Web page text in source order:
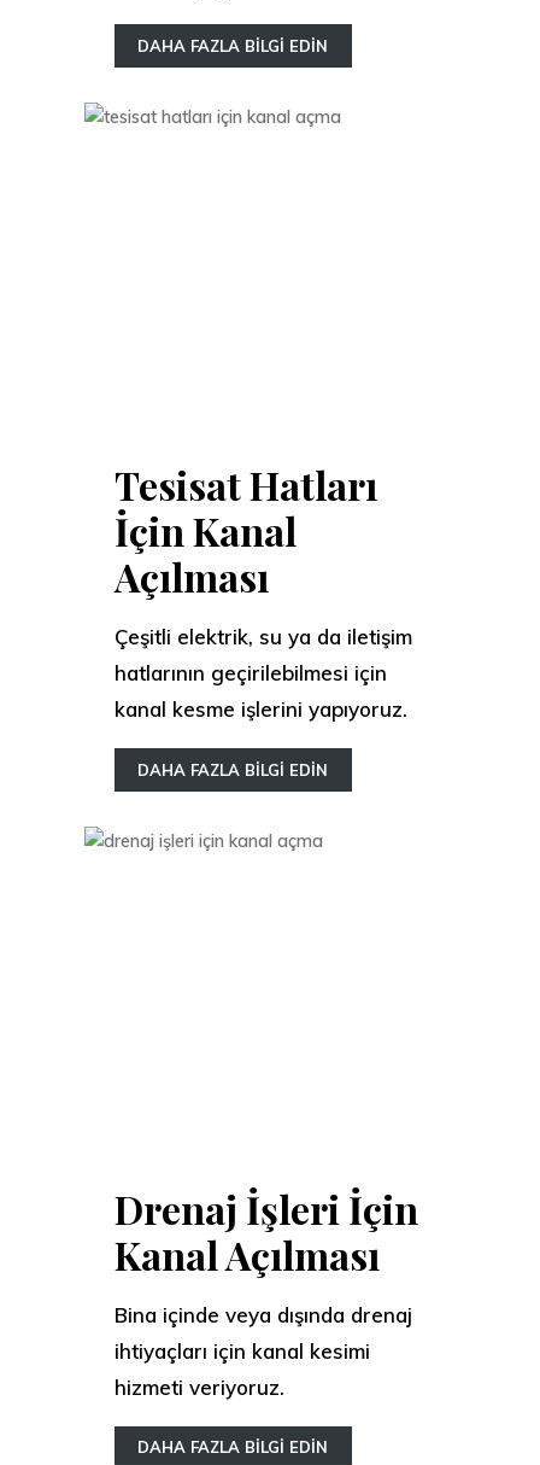
DAHA FAZLA BİLGİ EDİN
Tesisat Hatları
İçin Kanal
Açılması
Çeşitli elektrik, su ya da iletişim
hatlarının geçirilebilmesi için
kanal kesme işlerini yapıyoruz.
DAHA FAZLA BİLGİ EDİN
Drenaj İşleri İçin
Kanal Açılması
Bina içinde veya dışında drenaj
ihtiyaçları için kanal kesimi
hizmeti veriyoruz.
DAHA FAZLA BİLGİ EDİN